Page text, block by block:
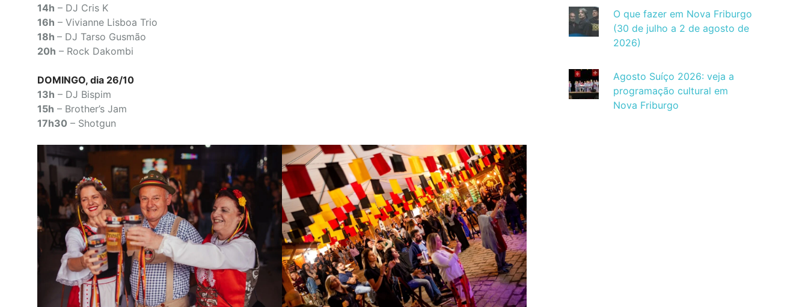
14h – DJ Cris K
16h – Vivianne Lisboa Trio
18h – DJ Tarso Gusmão
20h – Rock Dakombi
DOMINGO, dia 26/10
13h – DJ Bispim
15h – Brother’s Jam
17h30 – Shotgun
O que fazer em Nova Friburgo
(30 de julho a 2 de agosto de
2026)
Agosto Suíço 2026: veja a
programação cultural em
Nova Friburgo